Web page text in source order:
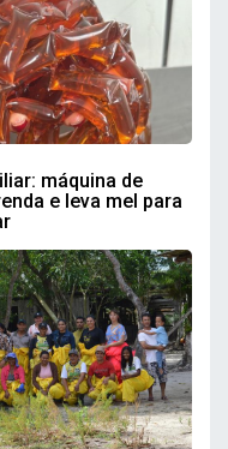
máquina de
e leva mel para